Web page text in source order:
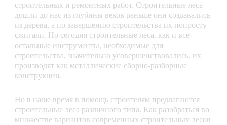
строительных и ремонтных работ. Строительные леса
дошли до нас из глубины веков раньше они создавались
из дерева, а по завершению строительства их попросту
сжигали. Но сегодня строительные леса, как и все
остальные инструменты, необходимые для
строительства, значительно усовершенствовались, их
производят как металлические сборно-разборные
конструкции.
Но в наше время в помощь строителям предлагаются
строительные леса различного типа. Как разобраться во
множестве вариантов современных строительных лесов